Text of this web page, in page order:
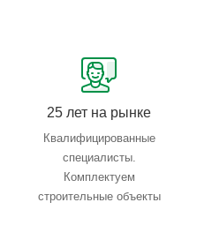
въезд, погрузка, выезд
25 лет на рынке
Квалифицированные
специалисты.
Комплектуем
строительные объекты